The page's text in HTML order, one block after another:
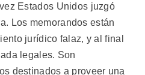
Estados Unidos juzgó
Los memorandos están
jurídico falaz, y al final
legales. Son
destinados a proveer una